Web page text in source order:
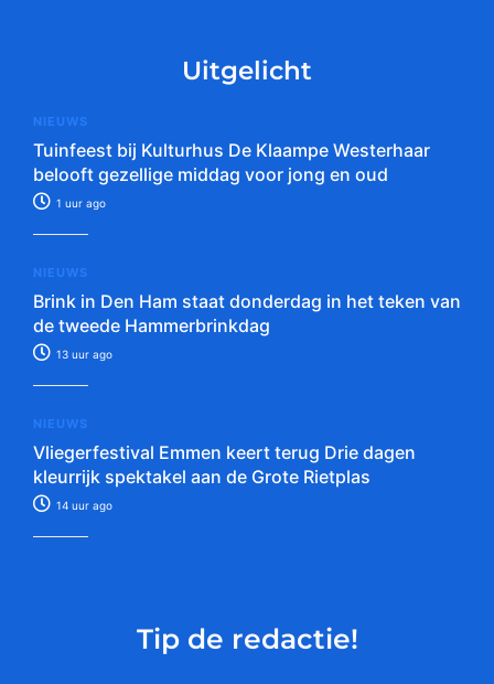
Uitgelicht
NIEUWS
Tuinfeest bij Kulturhus De Klaampe Westerhaar
belooft gezellige middag voor jong en oud
1 uur ago
NIEUWS
Brink in Den Ham staat donderdag in het teken van
de tweede Hammerbrinkdag
13 uur ago
NIEUWS
Vliegerfestival Emmen keert terug Drie dagen
kleurrijk spektakel aan de Grote Rietplas
14 uur ago
Tip de redactie!